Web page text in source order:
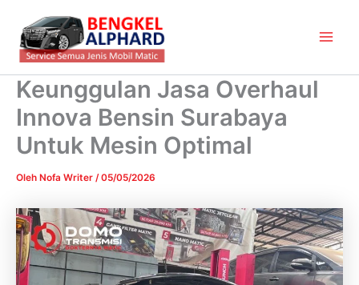
konten
Keunggulan Jasa Overhaul
Innova Bensin Surabaya
Untuk Mesin Optimal
Oleh Nofa Writer /05/05/2026